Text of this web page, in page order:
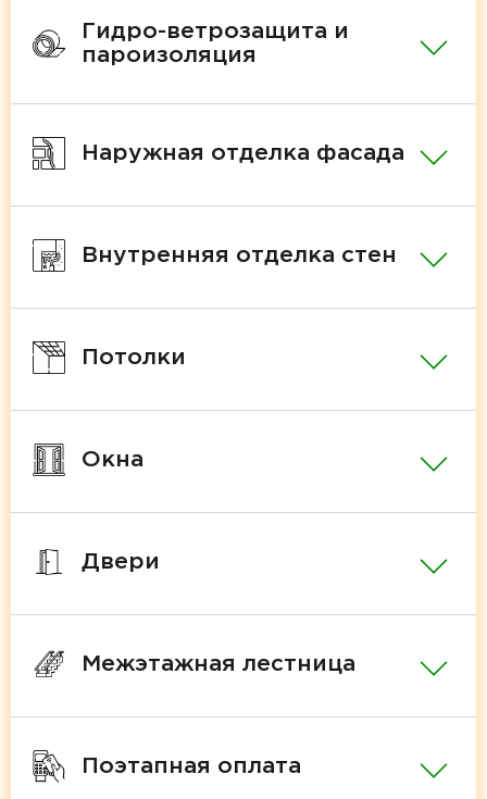
Гидро-ветрозащита и
пароизоляция
Наружная отделка фасада
Внутренняя отделка стен
Потолки
Окна
Двери
Межэтажная лестница
Поэтапная оплата